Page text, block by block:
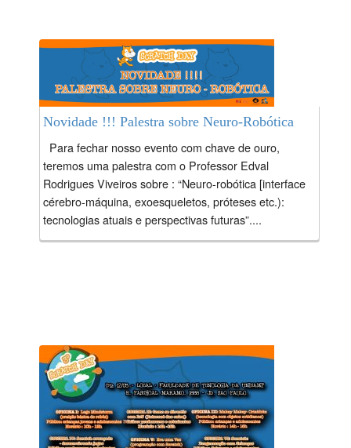
Novidade !!! Palestra sobre Neuro-Robótica
Para fechar nosso evento com chave de ouro,
teremos uma palestra com o Professor Edval
Rodrigues Viveiros sobre : “Neuro-robótica [interface
cérebro-máquina, exoesqueletos, próteses etc.):
tecnologias atuais e perspectivas futuras”....